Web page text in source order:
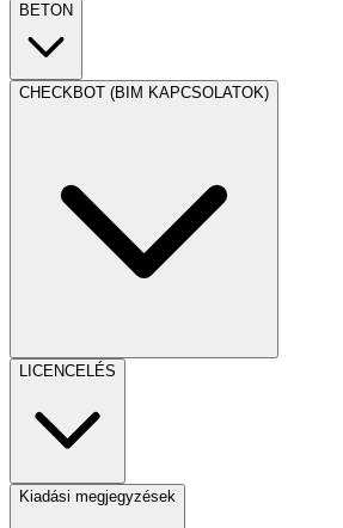
BETON
CHECKBOT (BIM KAPCSOLATOK)
LICENCELÉS
Kiadási megjegyzések